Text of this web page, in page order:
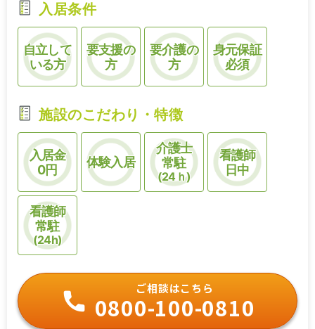
入居条件
自立して
いる方
要支援の
方
要介護の
方
身元保証
必須
施設のこだわり・特徴
入居金
0円
体験入居
介護士
常駐
(24ｈ)
看護師
日中
看護師
常駐
(24h)
ご相談はこちら
0800-100-0810